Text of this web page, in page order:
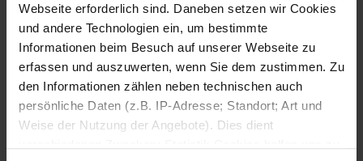
Webseite erforderlich sind. Daneben setzen wir Cookies
und andere Technologien ein, um bestimmte
Informationen beim Besuch auf unserer Webseite zu
erfassen und auszuwerten, wenn Sie dem zustimmen. Zu
den Informationen zählen neben technischen auch
persönliche Daten (z.B. IP-Adresse; Standort; Art und
Weise der Nutzung der Angebote). Dies dient
sowie eine robuste MDF-Bodenplatte. Die Kombination
aus Holz, Glas und Metall sorgt für eine moderne und
wohnliche Optik. So passt der Couchtisch in viele
Wohnräume.
Couchtisch mit drehbarer
Glasplatte